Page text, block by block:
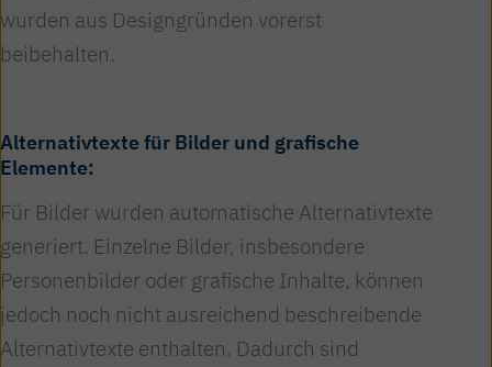
wurden aus Designgründen vorerst
beibehalten.
Alternativtexte für Bilder und grafische
Elemente:
Für Bilder wurden automatische Alternativtexte
generiert. Einzelne Bilder, insbesondere
Personenbilder oder grafische Inhalte, können
jedoch noch nicht ausreichend beschreibende
Alternativtexte enthalten. Dadurch sind